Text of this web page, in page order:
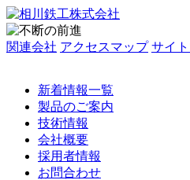
関連会社 アクセスマップ サイ
新着情報一覧
製品のご案内
技術情報
会社概要
採用者情報
お問合わせ